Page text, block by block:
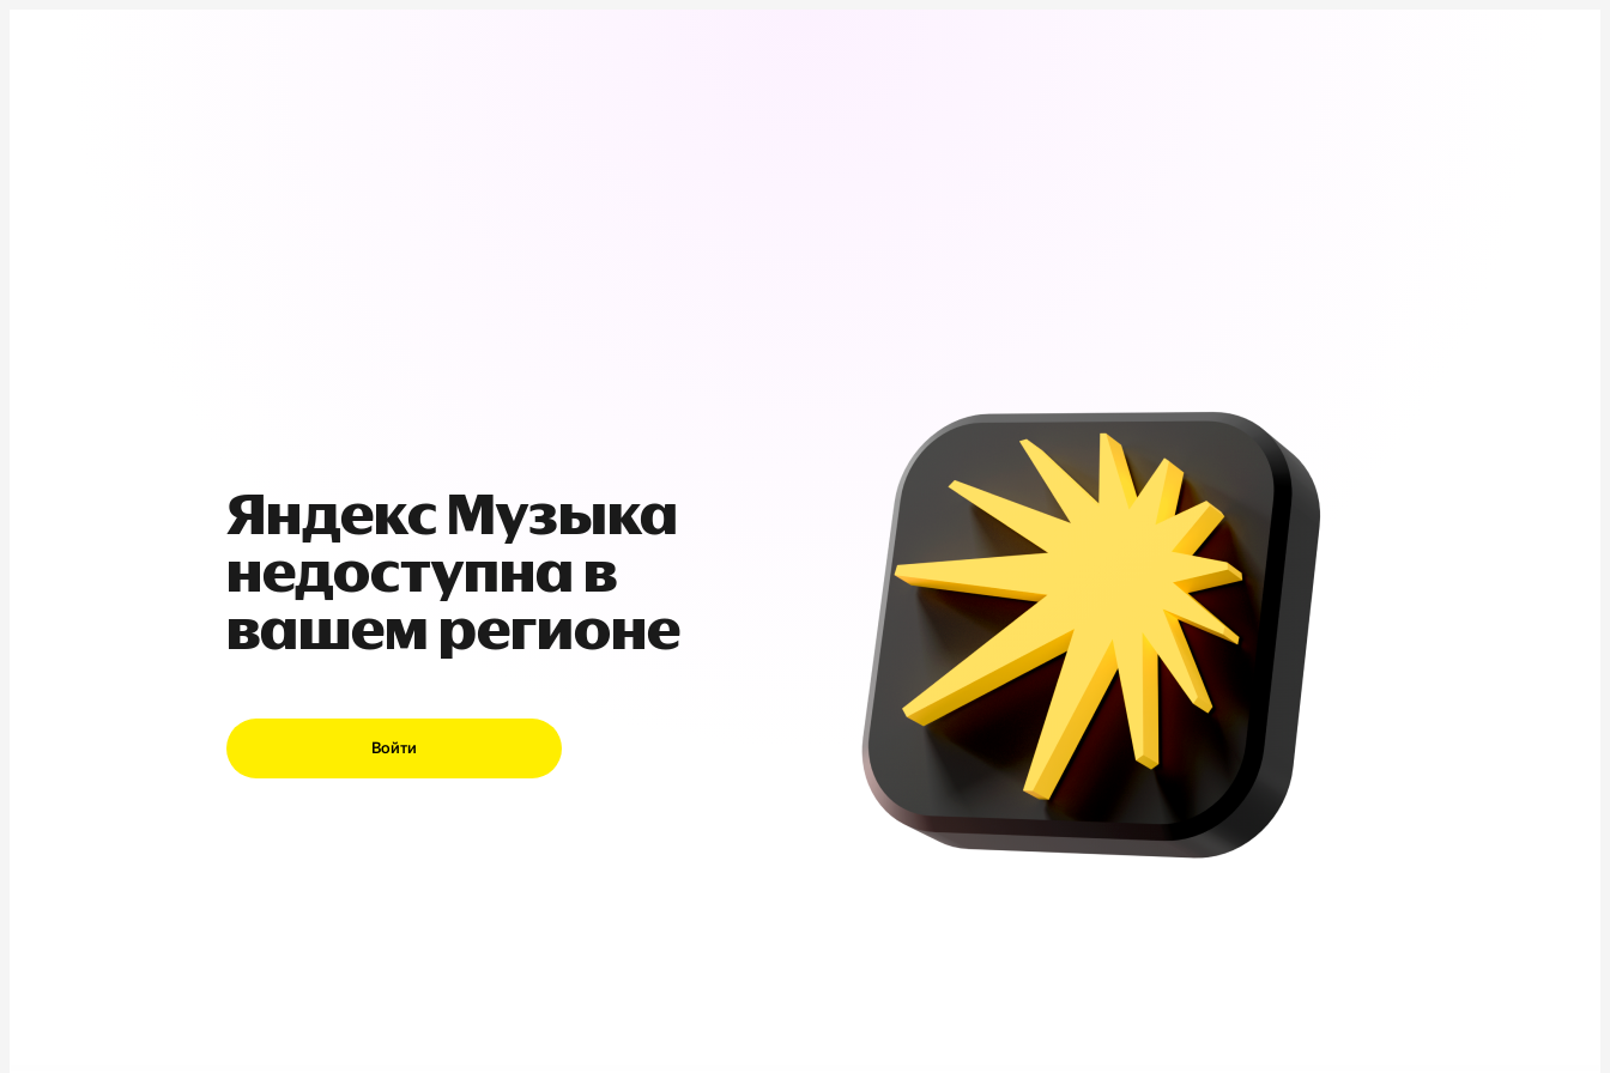
Яндекс Музыка
недоступна в
вашем регионе
Войти